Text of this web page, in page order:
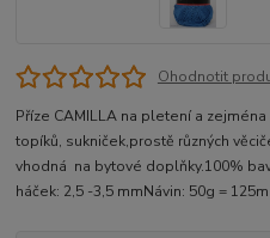
Ohodnotit
Příze CAMILLA na pletení a
topíků, sukniček,prostě různých
vhodná na bytové doplňky.100%
háček: 2,5 -3,5 mmNávin: 50g = 125m